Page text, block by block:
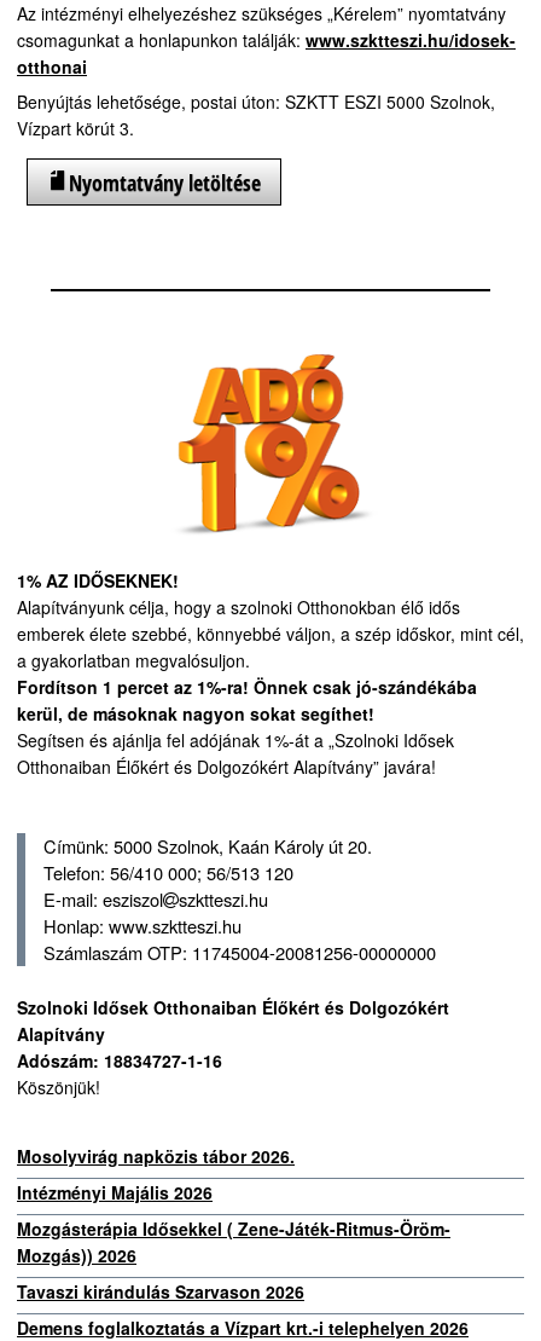
Az intézményi elhelyezéshez szükséges „Kérelem” nyomtatvány
csomagunkat a honlapunkon találják: www.szktteszi.hu/idosek-
otthonai
Benyújtás lehetősége, postai úton: SZKTT ESZI 5000 Szolnok,
Vízpart körút 3.
Nyomtatvány letöltése
1% AZ IDŐSEKNEK!
Alapítványunk célja, hogy a szolnoki Otthonokban élő idős
emberek élete szebbé, könnyebbé váljon, a szép időskor, mint cél,
a gyakorlatban megvalósuljon.
Fordítson 1 percet az 1%-ra! Önnek csak jó-szándékába
kerül, de másoknak nagyon sokat segíthet!
Segítsen és ajánlja fel adójának 1%-át a „Szolnoki Idősek
Otthonaiban Élőkért és Dolgozókért Alapítvány” javára!
Címünk: 5000 Szolnok, Kaán Károly út 20.
Telefon: 56/410 000; 56/513 120
E-mail: esziszol
szktteszi.hu
Honlap: www.szktteszi.hu
Számlaszám OTP: 11745004-20081256-00000000
Szolnoki Idősek Otthonaiban Élőkért és Dolgozókért
Alapítvány
Adószám: 18834727-1-16
Köszönjük!
Mosolyvirág napközis tábor 2026.
Intézményi Majális 2026
Mozgásterápia Idősekkel ( Zene-Játék-Ritmus-Öröm-
Mozgás)) 2026
Tavaszi kirándulás Szarvason 2026
Demens foglalkoztatás a Vízpart krt.-i telephelyen 2026